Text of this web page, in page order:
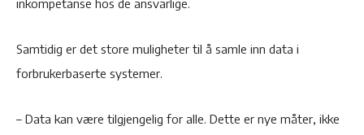
inkompetanse hos de ansvarlige.
Samtidig er det store muligheter til å samle inn data i
forbrukerbaserte systemer.
– Data kan være tilgjengelig for alle. Dette er nye måter, ikke